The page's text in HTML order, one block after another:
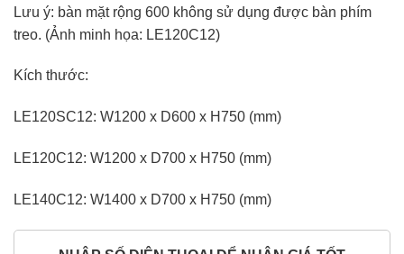
Lưu ý: bàn mặt rộng 600 không sử dụng được bàn phím
treo. (Ảnh minh họa: LE120C12)
Kích thước:
LE120SC12: W1200 x D600 x H750 (mm)
LE120C12: W1200 x D700 x H750 (mm)
LE140C12: W1400 x D700 x H750 (mm)